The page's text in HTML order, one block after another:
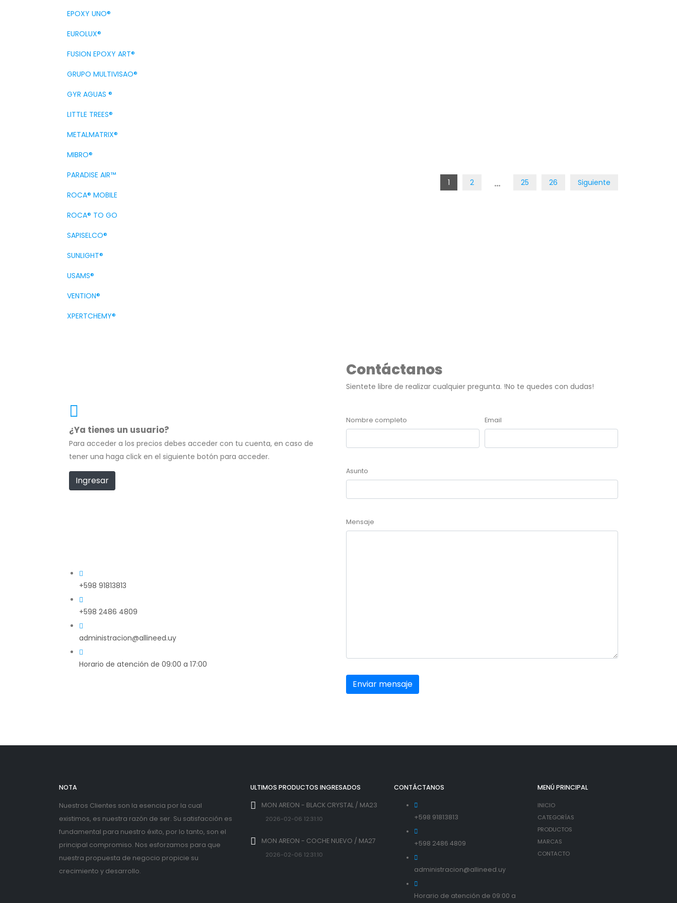
EPOXY UNO®
EUROLUX®
FUSION EPOXY ART®
GRUPO MULTIVISAO®
GYR AGUAS ®
LITTLE TREES®
METALMATRIX®
MIBRO®
PARADISE AIR™
ROCA® MOBILE
ROCA® TO GO
SAPISELCO®
SUNLIGHT®
USAMS®
VENTION®
XPERTCHEMY®
1 2 … 25 26 Siguiente
¿Ya tienes un usuario?
Para acceder a los precios debes acceder con tu cuenta, en caso de
tener una haga click en el siguiente botón para acceder.
Ingresar
+598 91813813
+598 2486 4809
administracion@allineed.uy
Horario de atención de 09:00 a 17:00
Contáctanos
Sientete libre de realizar cualquier pregunta. !No te quedes con dudas!
Nombre completo Email
Asunto
Mensaje
NOTA
Nuestros Clientes son la esencia por la cual
existimos, es nuestra razón de ser. Su satisfacción es
fundamental para nuestro éxito, por lo tanto, son el
principal compromiso. Nos esforzamos para que
nuestra propuesta de negocio propicie su
crecimiento y desarrollo.
ULTIMOS PRODUCTOS INGRESADOS
MON AREON - BLACK CRYSTAL / MA23
2026-02-06 12:31:10
MON AREON - COCHE NUEVO / MA27
2026-02-06 12:31:10
CONTÁCTANOS
+598 91813813
+598 2486 4809
administracion@allineed.uy
Horario de atención de 09:00 a
MENÚ PRINCIPAL
INICIO
CATEGORÍAS
PRODUCTOS
MARCAS
CONTACTO